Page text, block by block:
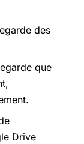
des
que
Drive